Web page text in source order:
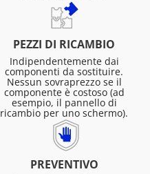
PEZZI DI RICAMBIO
Indipendentemente dai
componenti da sostituire.
Nessun sovraprezzo se il
componente è costoso (ad
esempio, il pannello di
ricambio per uno schermo).
PREVENTIVO